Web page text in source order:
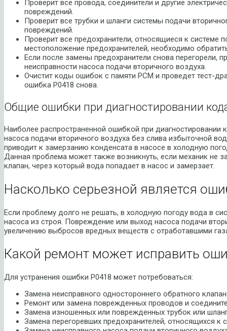
Проверит все провода, соединители и другие
повреждений.
Проверит все трубки и шланги системы подачи
повреждений.
Проверит все предохранители, относящиеся к системе
местоположение предохранителей, необходимо
Если после замены предохранители снова перегорели,
неисправности насоса подачи вторичного воздуха.
Очистит коды ошибок с памяти PCM и проведет тест-
ошибка P0418 снова.
Общие ошибки при диагностировании
Наиболее распространенной ошибкой при диагностировании
насоса подачи вторичного воздуха без слива избыточной
приводит к замерзанию конденсата в насосе в холодную
Данная проблема может также возникнуть, если механик не
клапан, через который вода попадает в насос и замерзает.
Насколько серьезной является
Если проблему долго не решать, в холодную погоду вода в
насоса из строя. Повреждение или выход насоса подачи
увеличению выбросов вредных веществ с отработавшими
Какой ремонт может исправить
Для устранения ошибки P0418 может потребоваться:
Замена неисправного одностороннего обратного
Ремонт или замена поврежденных проводов и
Замена изношенных или поврежденных трубок или
Замена перегоревших предохранителей, относящихся к